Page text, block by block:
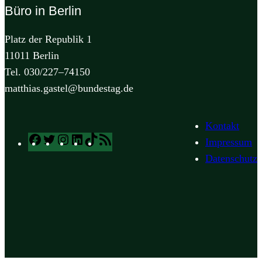
Büro in Berlin
Platz der Republik 1
11011 Berlin
Tel. 030/227–74150
matthias.gastel@bundestag.de
Facebook
TwitterInstagram
LinkedIn
TikTok
Kontakt
Impressum
Datenschutz